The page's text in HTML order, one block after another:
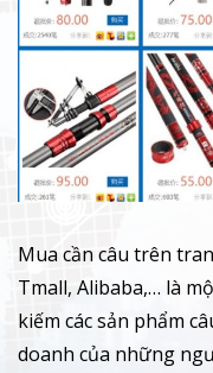
Mua cần câu trên
Tmall, Alibaba,… là
kiếm các sản phẩm
doanh của những